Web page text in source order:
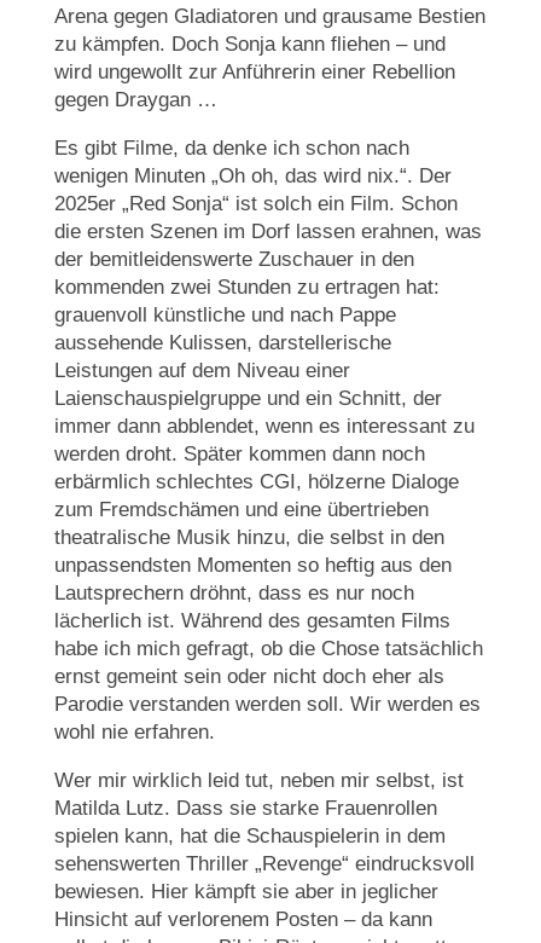
Arena gegen Gladiatoren und grausame Bestien
zu kämpfen. Doch Sonja kann fliehen – und
wird ungewollt zur Anführerin einer Rebellion
gegen Draygan …
Es gibt Filme, da denke ich schon nach
wenigen Minuten „Oh oh, das wird nix.“. Der
2025er „Red Sonja“ ist solch ein Film. Schon
die ersten Szenen im Dorf lassen erahnen, was
der bemitleidenswerte Zuschauer in den
kommenden zwei Stunden zu ertragen hat:
grauenvoll künstliche und nach Pappe
aussehende Kulissen, darstellerische
Leistungen auf dem Niveau einer
Laienschauspielgruppe und ein Schnitt, der
immer dann abblendet, wenn es interessant zu
werden droht. Später kommen dann noch
erbärmlich schlechtes CGI, hölzerne Dialoge
zum Fremdschämen und eine übertrieben
theatralische Musik hinzu, die selbst in den
unpassendsten Momenten so heftig aus den
Lautsprechern dröhnt, dass es nur noch
lächerlich ist. Während des gesamten Films
habe ich mich gefragt, ob die Chose tatsächlich
ernst gemeint sein oder nicht doch eher als
Parodie verstanden werden soll. Wir werden es
wohl nie erfahren.
Wer mir wirklich leid tut, neben mir selbst, ist
Matilda Lutz. Dass sie starke Frauenrollen
spielen kann, hat die Schauspielerin in dem
sehenswerten Thriller „Revenge“ eindrucksvoll
bewiesen. Hier kämpft sie aber in jeglicher
Hinsicht auf verlorenem Posten – da kann